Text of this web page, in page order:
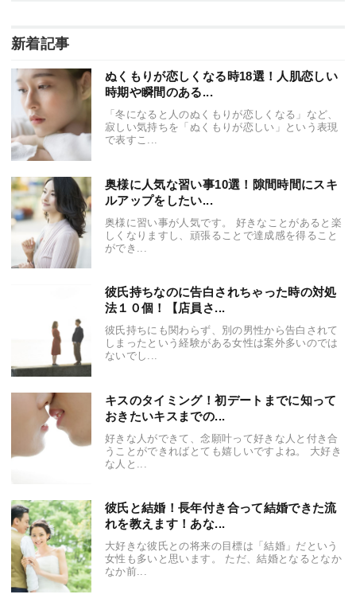
新着記事
ぬくもりが恋しくなる時18選！人肌恋しい
時期や瞬間のある...
「冬になると人のぬくもりが恋しくなる」など、
寂しい気持ちを「ぬくもりが恋しい」という表現
で表すこ...
奥様に人気な習い事10選！隙間時間にスキ
ルアップをしたい...
奥様に習い事が人気です。 好きなことがあると楽
しくなりますし、頑張ることで達成感を得ること
ができ...
彼氏持ちなのに告白されちゃった時の対処
法１０個！【店員さ...
彼氏持ちにも関わらず、別の男性から告白されて
しまったという経験がある女性は案外多いのでは
ないでし...
キスのタイミング！初デートまでに知って
おきたいキスまでの...
好きな人ができて、念願叶って好きな人と付き合
うことができればとても嬉しいですよね。 大好き
な人と...
彼氏と結婚！長年付き合って結婚できた流
れを教えます！あな...
大好きな彼氏との将来の目標は「結婚」だという
女性も多いと思います。 ただ、結婚となるとなか
なか前...